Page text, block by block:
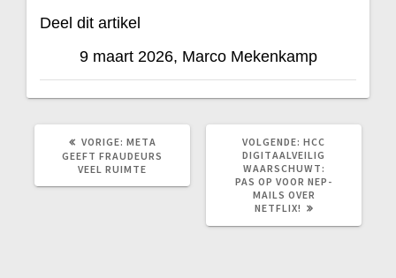
Deel dit artikel
9 maart 2026, Marco Mekenkamp
VORIGE: VORIG
BERICHT:
META
GEEFT FRAUDEURS
VEEL RUIMTE
VOLGENDE: VOLGEND
BERICHT:
HCC
DIGITAALVEILIG
WAARSCHUWT:
PAS OP VOOR NEP-
MAILS OVER
NETFLIX!